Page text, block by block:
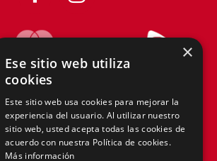
×
Ese sitio web utiliza
cookies
Este sitio web usa cookies para mejorar la
experiencia del usuario. Al utilizar nuestro
sitio web, usted acepta todas las cookies de
acuerdo con nuestra Política de cookies.
Más información